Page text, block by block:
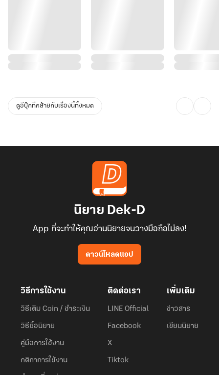
ดูอีบุ๊กที่คล้ายกับเรื่องนี้ทั้งหมด
นิยาย Dek-D
App ที่จะทำให้คุณอ่านนิยายจนวางมือถือไม่ลง!
ดาวน์โหลดแอป
วิธีการใช้งาน
วิธีเติม Coin / ชำระเงิน
วิธีซื้อนิยาย
คู่มือการใช้งาน
กติกาการใช้งาน
ติดต่อเรา
LINE Official
Facebook
X
Tiktok
เพิ่มเติม
ข่าวสาร
เขียนนิยาย